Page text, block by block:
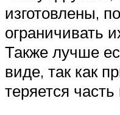
изготовлены,
ограничивать
Также лучше
виде, так как
теряется